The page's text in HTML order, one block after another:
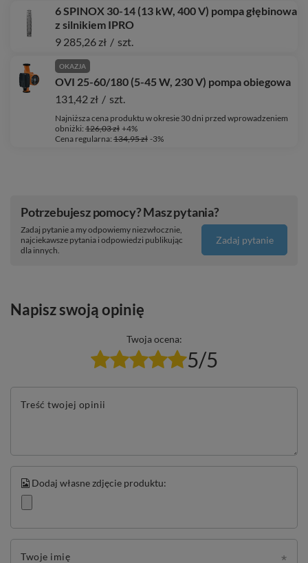
6 SPINOX 30-14 (13 kW, 400 V) pompa głębinowa
z silnikiem IPRO
9 285,26 zł / szt.
OKAZJA
OVI 25-60/180 (5-45 W, 230 V) pompa obiegowa
131,42 zł / szt.
Najniższa cena produktu w okresie 30 dni przed wprowadzeniem
obniżki: 126,03 zł +4%
Cena regularna: 134,95 zł -3%
Potrzebujesz pomocy? Masz pytania?
Zadaj pytanie a my odpowiemy niezwłocznie,
najciekawsze pytania i odpowiedzi publikując
dla innych.
Zadaj pytanie
Napisz swoją opinię
Twoja ocena:
5/5
Treść twojej opinii
Dodaj własne zdjęcie produktu:
Twoje imię